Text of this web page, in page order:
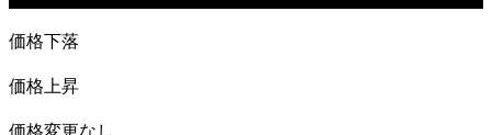
価格下落
価格上昇
価格変更なし